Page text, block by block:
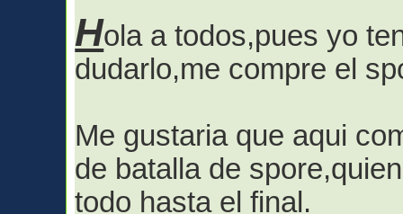
Hola a todos,pues yo
dudarlo,me compre el
Me gustaria que aqui
de batalla de
todo hasta el final.